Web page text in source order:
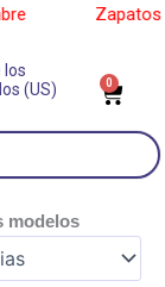
______ Zapatos a
los
(US)
0
modelos